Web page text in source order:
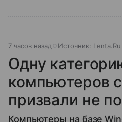
7 часов назад Источник: Lenta.Ru
Одну
компьютеров
призвали не
Компьютеры на базе